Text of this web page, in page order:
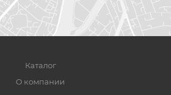
Каталог
О компании